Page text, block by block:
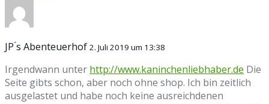
JP ́s Abenteuerhof 2. Juli 2019 um 13:38
Irgendwann unter http://www.kaninchenliebhaber.de Die
Seite gibts schon, aber noch ohne shop. Ich bin zeitlich
ausgelastet und habe noch keine ausreichdenen